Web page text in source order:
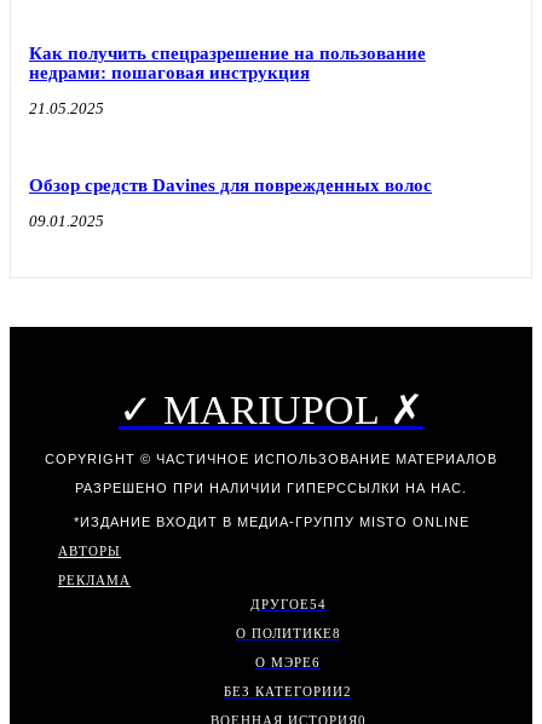
Как получить спецразрешение на пользование
недрами: пошаговая инструкция
21.05.2025
Обзор средств Davines для поврежденных волос
09.01.2025
✓ MARIUPOL ✗
COPYRIGHT © ЧАСТИЧНОЕ ИСПОЛЬЗОВАНИЕ МАТЕРИАЛОВ
РАЗРЕШЕНО ПРИ НАЛИЧИИ ГИПЕРССЫЛКИ НА НАС.
*ИЗДАНИЕ ВХОДИТ В МЕДИА-ГРУППУ MISTO ONLINE
АВТОРЫ
РЕКЛАМА
ДРУГОЕ54
О ПОЛИТИКЕ8
О МЭРЕ6
БЕЗ КАТЕГОРИИ2
ВОЕННАЯ ИСТОРИЯ0